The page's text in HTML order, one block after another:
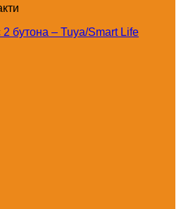
бутона – Tuya/Smart Life